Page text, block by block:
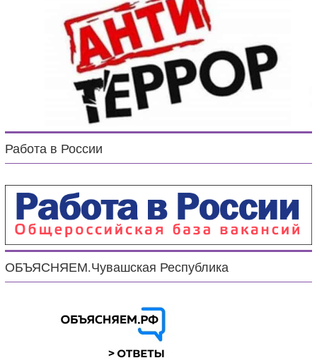
Работа в России
ОБЪЯСНЯЕМ.Чувашская Республика